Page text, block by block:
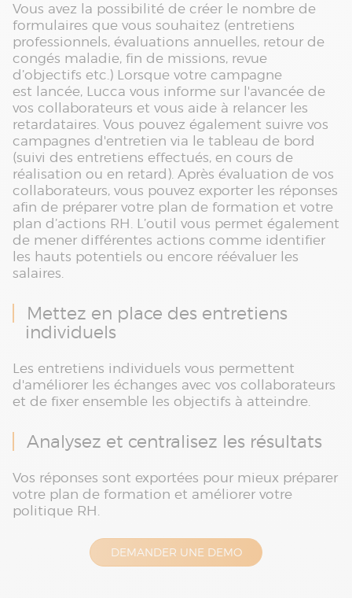
Vous avez la possibilité de créer le nombre de
formulaires que vous souhaitez (entretiens
professionnels, évaluations annuelles, retour de
congés maladie, fin de missions, revue
d’objectifs etc.) Lorsque votre campagne
est lancée, Lucca vous informe sur l'avancée de
vos collaborateurs et vous aide à relancer les
retardataires. Vous pouvez également suivre vos
campagnes d'entretien via le tableau de bord
(suivi des entretiens effectués, en cours de
réalisation ou en retard). Après évaluation de vos
collaborateurs, vous pouvez exporter les réponses
afin de préparer votre plan de formation et votre
plan d’actions RH. L’outil vous permet également
de mener différentes actions comme identifier
les hauts potentiels ou encore réévaluer les
salaires.
Mettez en place des entretiens
individuels
Les entretiens individuels vous permettent
d'améliorer les échanges avec vos collaborateurs
et de fixer ensemble les objectifs à atteindre.
Analysez et centralisez les résultats
Vos réponses sont exportées pour mieux préparer
votre plan de formation et améliorer votre
politique RH.
DEMANDER UNE DEMO